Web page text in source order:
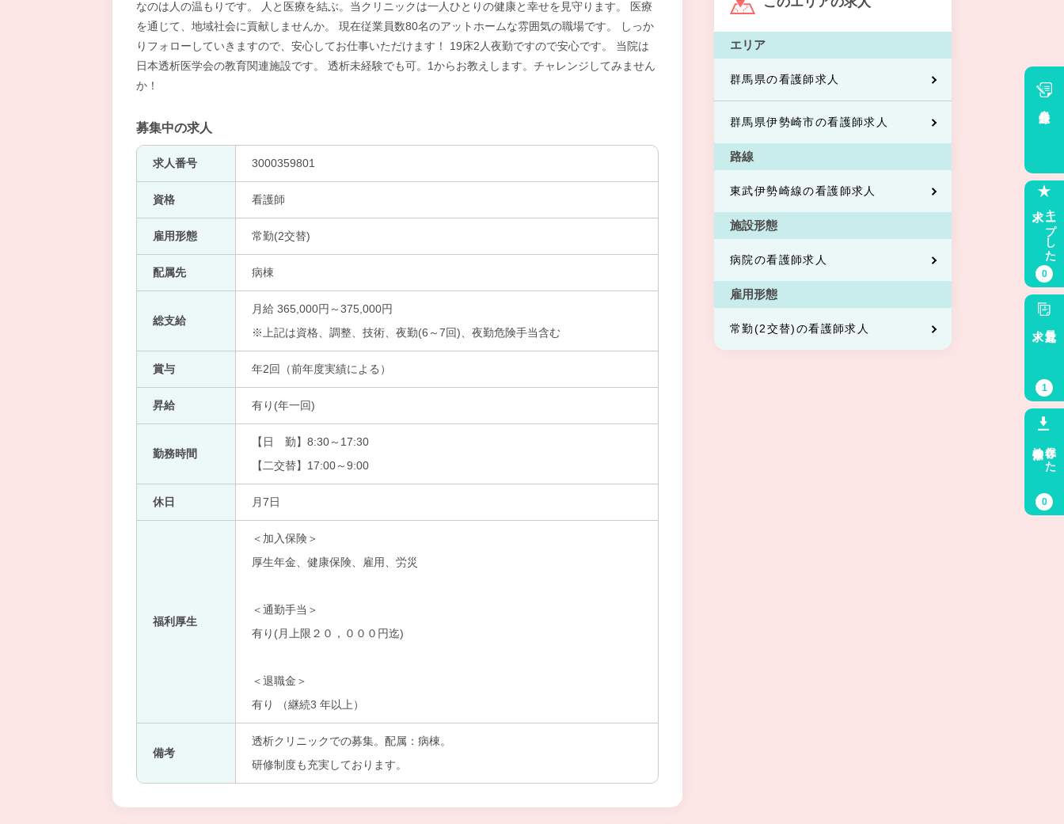
なのは人の温もりです。 人と医療を結ぶ。当クリニックは一人ひとりの健康と幸せを見守ります。 医療
を通じて、地域社会に貢献しませんか。 現在従業員数80名のアットホームな雰囲気の職場です。 しっか
りフォローしていきますので、安心してお仕事いただけます！ 19床2人夜勤ですので安心です。 当院は
日本透析医学会の教育関連施設です。 透析未経験でも可。1からお教えします。チャレンジしてみません
か！
募集中の求人
求人番号 3000359801
資格 看護師
雇用形態 常勤(2交替)
配属先 病棟
総支給
月給 365,000円～375,000円
※上記は資格、調整、技術、夜勤(6～7回)、夜勤危険手当含む
賞与 年2回（前年度実績による）
昇給 有り(年一回)
勤務時間
【日 勤】8:30～17:30
【二交替】17:00～9:00
休日 月7日
福利厚生
＜加入保険＞
厚生年金、健康保険、雇用、労災
＜通勤手当＞
有り(月上限２０，０００円迄)
＜退職金＞
有り （継続3 年以上）
備考
透析クリニックでの募集。配属：病棟。
研修制度も充実しております。
エリア
群馬県の看護師求人
群馬県伊勢崎市の看護師求人
路線
東武伊勢崎線の看護師求人
施設形態
病院の看護師求人
雇用形態
常勤(2交替)の看護師求人
キープした
0
最近見た
1
保存した
0